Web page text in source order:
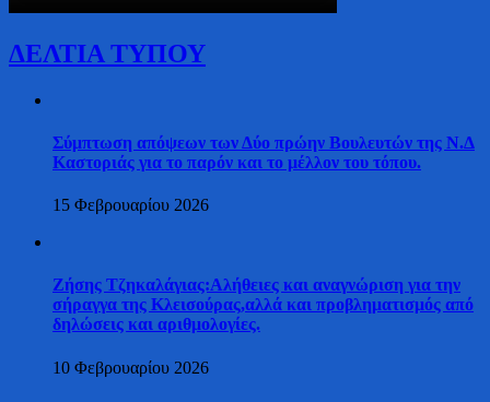
ΔΕΛΤΙΑ ΤΥΠΟΥ
Σύμπτωση απόψεων των Δύο πρώην Βουλευτών της Ν.Δ
Καστοριάς για το παρόν και το μέλλον του τόπου.
15 Φεβρουαρίου 2026
Ζήσης Τζηκαλάγιας:Αλήθειες και αναγνώριση για την
σήραγγα της Κλεισούρας,αλλά και προβληματισμός από
δηλώσεις και αριθμολογίες.
10 Φεβρουαρίου 2026